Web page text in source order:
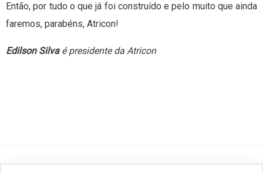
Então, por tudo o que já foi construído e pelo muito que ainda
faremos, parabéns, Atricon!
Edilson Silva é presidente da Atricon